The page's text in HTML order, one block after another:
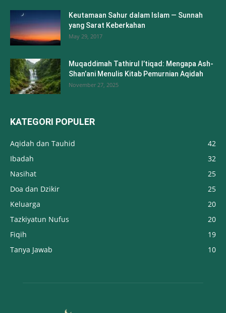
Keutamaan Sahur dalam Islam — Sunnah
yang Sarat Keberkahan
May 29, 2017
Muqaddimah Tathirul I’tiqad: Mengapa Ash-
Shan’ani Menulis Kitab Pemurnian Aqidah
November 27, 2025
KATEGORI POPULER
Aqidah dan Tauhid
42
Ibadah
32
Nasihat
25
Doa dan Dzikir
25
Keluarga
20
Tazkiyatun Nufus
20
Fiqih
19
Tanya Jawab
10